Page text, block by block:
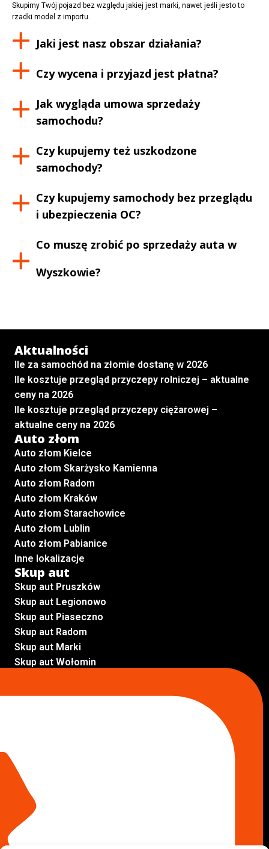
Skupimy Twój pojazd bez względu jakiej jest marki, nawet jeśli jesto to
rzadki model z importu.
Jaki jest nasz obszar działania?
Czy wycena i przyjazd jest płatna?
Jak wygląda umowa sprzedaży
samochodu?
Czy kupujemy też uszkodzone
samochody?
Czy kupujemy samochody bez przeglądu
i ubezpieczenia OC?
Co muszę zrobić po sprzedaży auta w
Wyszkowie?
Aktualności
Ile za samochód na złomie dostanę w 2026
Ile kosztuje przegląd przyczepy rolniczej – aktualne
ceny na 2026
Ile kosztuje przegląd przyczepy ciężarowej –
aktualne ceny na 2026
Auto złom
Auto złom Kielce
Auto złom Skarżysko Kamienna
Auto złom Radom
Auto złom Kraków
Auto złom Starachowice
Auto złom Lublin
Auto złom Pabianice
Inne lokalizacje
Skup aut
Skup aut Pruszków
Skup aut Legionowo
Skup aut Piaseczno
Skup aut Radom
Skup aut Marki
Skup aut Wołomin
Komis samochodowy Kraków
Komis samochodowy Radom
Komis samochodowy Płock
Komis samochodowy Opole
Komis samochodowy Lublin